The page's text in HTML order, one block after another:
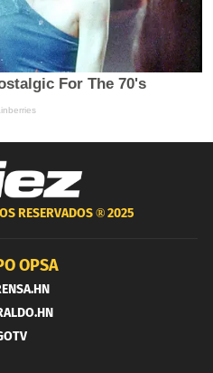
RESERVADOS ®2025
OPSA